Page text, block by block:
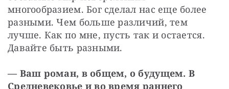
многообразием. Бог сделал нас еще более
разными. Чем больше различий, тем
лучше. Как по мне, пусть так и остается.
Давайте быть разными.
— Ваш роман, в общем, о будущем. В
Средневековье и во время раннего